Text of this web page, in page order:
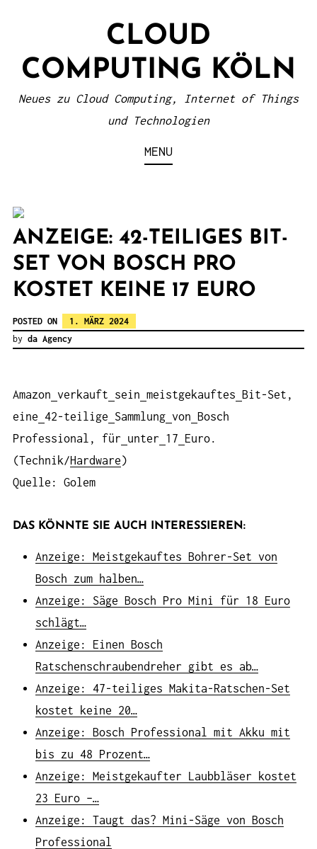
CLOUD
COMPUTING KÖLN
Neues zu Cloud Computing, Internet of Things
und Technologien
MENU
ANZEIGE: 42-TEILIGES BIT-
SET VON BOSCH PRO
KOSTET KEINE 17 EURO
POSTED ON
1. MÄRZ 2024
by da Agency
Amazon verkauft sein meistgekauftes Bit-Set,
eine 42-teilige Sammlung von Bosch
Professional, für
unter 17
Euro.
(Technik/Hardware)
Quelle: Golem
DAS KÖNNTE SIE AUCH INTERESSIEREN:
Anzeige: Meistgekauftes Bohrer-Set von
Bosch zum halben…
Anzeige: Säge Bosch Pro Mini für 18 Euro
schlägt…
Anzeige: Einen Bosch
Ratschenschraubendreher gibt es ab…
Anzeige: 47-teiliges Makita-Ratschen-Set
kostet keine 20…
Anzeige: Bosch Professional mit Akku mit
bis zu 48 Prozent…
Anzeige: Meistgekaufter Laubbläser kostet
23 Euro –…
Anzeige: Taugt das? Mini-Säge von Bosch
Professional